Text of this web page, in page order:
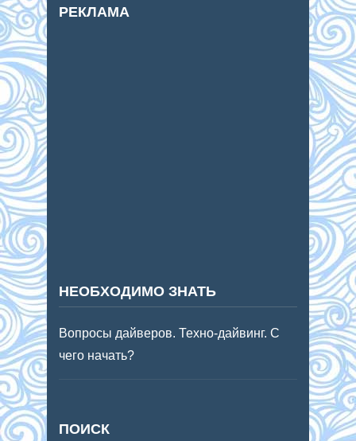
РЕКЛАМА
НЕОБХОДИМО ЗНАТЬ
Вопросы дайверов. Техно-дайвинг. С
чего начать?
ПОИСК